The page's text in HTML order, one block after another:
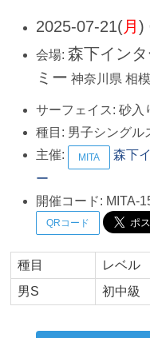
2025-07-21(月 )
会場: 森下イン
ミー 神奈川県 相
サーフェイス: 砂入
種目: 男子シングル
主催:
MITA
森下
ー
開催コード: MITA-
QRコード
種目 レベル
男S
初中級